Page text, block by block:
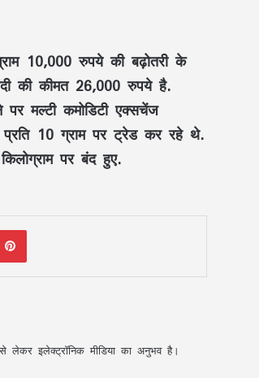
10,000 रुपये की बढ़ोतरी के
की कीमत 26,000 रुपये है.
मल्टी कमोडिटी एक्सचेंज
10 ग्राम पर ट्रेड कर रहे थे.
पर बंद हुए.
Pinterest
लेकर इलेक्ट्रॉनिक मीडिया का अनुभव है।
850 श्रद्धालु: भारत गौरव ट्रेन को हरी
बोले—‘सपना हुआ साकार’
की हाईलेवल समीक्षा: CM हेल्पलाइन,
और एग्रीस्टैक पर फोकस, लापरवाही
वाले अफसरों को चेतावनी
मोहन भागवत बोले- Gen Z सवाल
मांगे और जरूरत पड़े तो आंदोलन भी
अभियान : हर गांव में बनेगा मुक्तिधाम,